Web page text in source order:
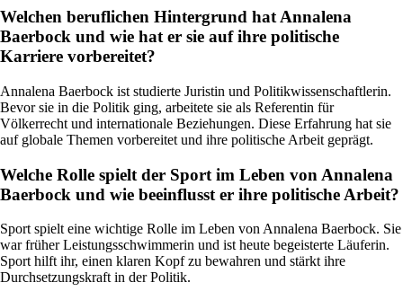
Welchen beruflichen Hintergrund hat Annalena
Baerbock und wie hat er sie auf ihre politische
Karriere vorbereitet?
Annalena Baerbock ist studierte Juristin und Politikwissenschaftlerin.
Bevor sie in die Politik ging, arbeitete sie als Referentin für
Völkerrecht und internationale Beziehungen. Diese Erfahrung hat sie
auf globale Themen vorbereitet und ihre politische Arbeit geprägt.
Welche Rolle spielt der Sport im Leben von Annalena
Baerbock und wie beeinflusst er ihre politische Arbeit?
Sport spielt eine wichtige Rolle im Leben von Annalena Baerbock. Sie
war früher Leistungsschwimmerin und ist heute begeisterte Läuferin.
Sport hilft ihr, einen klaren Kopf zu bewahren und stärkt ihre
Durchsetzungskraft in der Politik.